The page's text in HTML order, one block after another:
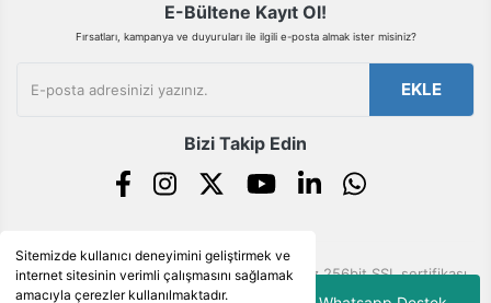
Sitemizde kullanıcı deneyimini geliştirmek ve
internet sitesinin verimli çalışmasını sağlamak
amacıyla çerezler kullanılmaktadır.
E-Bültene Kayıt Ol!
Fırsatları, kampanya ve duyuruları ile ilgili e-posta almak ister misiniz?
EKLE
Bizi Takip Edin
© Tüm hakları saklıdır. Kredi kartı bilgileriniz 256bit SSL sertifikası
ile korunmaktadır.